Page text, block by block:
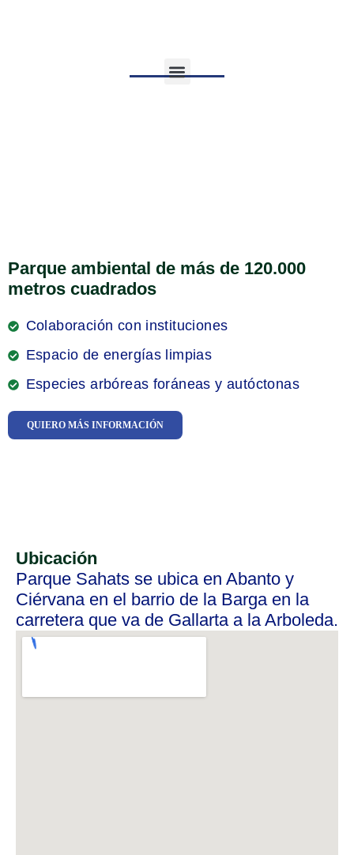
Sahats
Parque ambiental de más de 120.000
metros cuadrados
Colaboración con instituciones
Espacio de energías limpias
Especies arbóreas foráneas y autóctonas
QUIERO MÁS INFORMACIÓN
Ubicación
Parque Sahats se ubica en Abanto y
Ciérvana en el barrio de la Barga en la
carretera que va de Gallarta a la Arboleda.